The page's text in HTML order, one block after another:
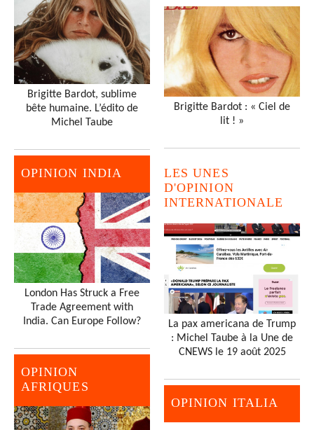
Brigitte Bardot, sublime
bête humaine. L’édito de
Michel Taube
OPINION INDIA
London Has Struck a Free
Trade Agreement with
India. Can Europe Follow?
OPINION
AFRIQUES
Brigitte Bardot : « Ciel de
lit ! »
LES UNES
D'OPINION
INTERNATIONALE
La pax americana de Trump
: Michel Taube à la Une de
CNEWS le 19 août 2025
OPINION ITALIA